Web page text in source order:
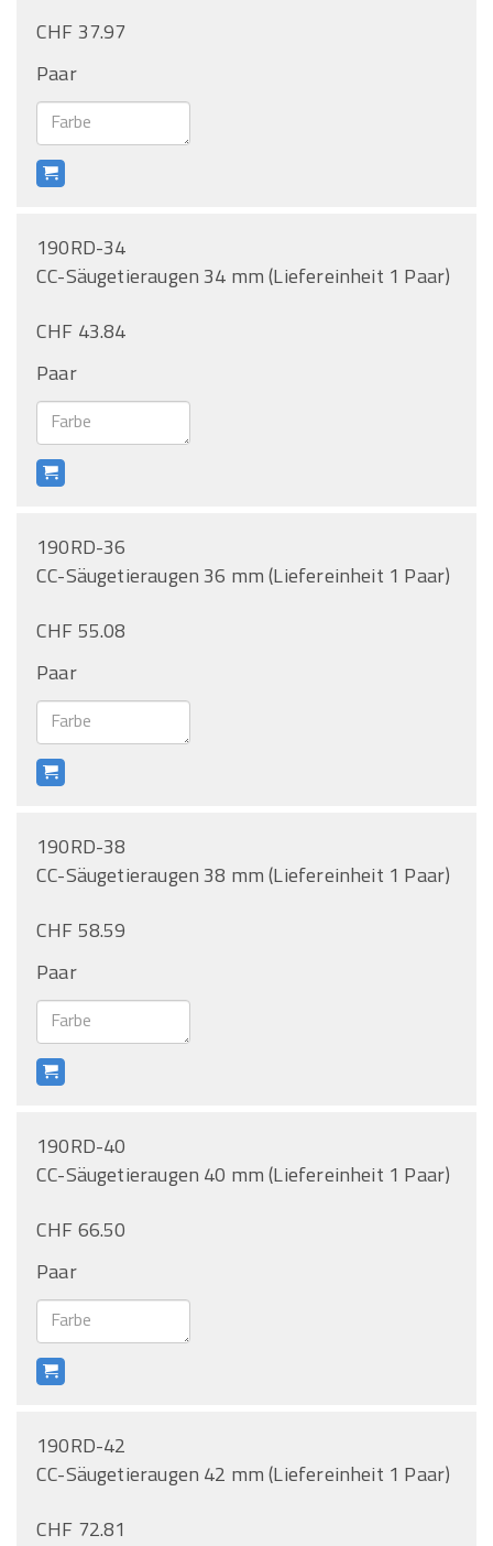
CHF 37.97
Paar
190RD-34
CC-Säugetieraugen 34 mm (Liefereinheit 1 Paar)
CHF 43.84
Paar
190RD-36
CC-Säugetieraugen 36 mm (Liefereinheit 1 Paar)
CHF 55.08
Paar
190RD-38
CC-Säugetieraugen 38 mm (Liefereinheit 1 Paar)
CHF 58.59
Paar
190RD-40
CC-Säugetieraugen 40 mm (Liefereinheit 1 Paar)
CHF 66.50
Paar
190RD-42
CC-Säugetieraugen 42 mm (Liefereinheit 1 Paar)
CHF 72.81